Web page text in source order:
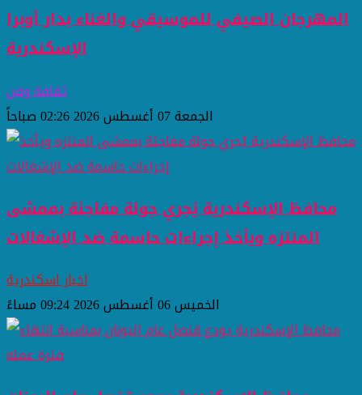
المهرجان الصيفي للموسيقي والغناء بدار أوبرا
الإسكندرية
ثقافة وفن
الجمعة 07 أغسطس 2026 02:26 صباحاً
محافظ الإسكندرية يُجري جولة مفاجئة بممشى
المنتزه ويأخذ إجراءات حاسمة ضد الإشغالات
اخبار اسكندرية
الخميس 06 أغسطس 2026 09:24 مساءً